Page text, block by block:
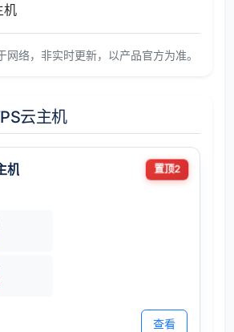
机
网络，非实时更新，以产品官方为准。
云主机
机 置顶2
查看